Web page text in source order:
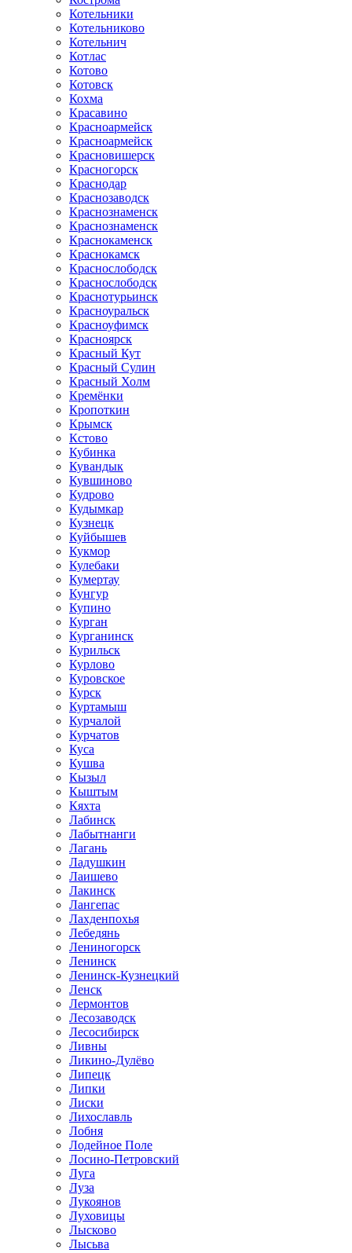
Котельники
Котельниково
Котельнич
Котлас
Котово
Котовск
Кохма
Красавино
Красноармейск
Красноармейск
Красновишерск
Красногорск
Краснодар
Краснозаводск
Краснознаменск
Краснознаменск
Краснокаменск
Краснокамск
Краснослободск
Краснослободск
Краснотурьинск
Красноуральск
Красноуфимск
Красноярск
Красный Кут
Красный Сулин
Красный Холм
Кремёнки
Кропоткин
Крымск
Кстово
Кубинка
Кувандык
Кувшиново
Кудрово
Кудымкар
Кузнецк
Куйбышев
Кукмор
Кулебаки
Кумертау
Кунгур
Купино
Курган
Курганинск
Курильск
Курлово
Куровское
Курск
Куртамыш
Курчалой
Курчатов
Куса
Кушва
Кызыл
Кыштым
Кяхта
Лабинск
Лабытнанги
Лагань
Ладушкин
Лаишево
Лакинск
Лангепас
Лахденпохья
Лебедянь
Лениногорск
Ленинск
Ленинск-Кузнецкий
Ленск
Лермонтов
Лесозаводск
Лесосибирск
Ливны
Ликино-Дулёво
Липецк
Липки
Лиски
Лихославль
Лобня
Лодейное Поле
Лосино-Петровский
Луга
Луза
Лукоянов
Луховицы
Лысково
Лысьва